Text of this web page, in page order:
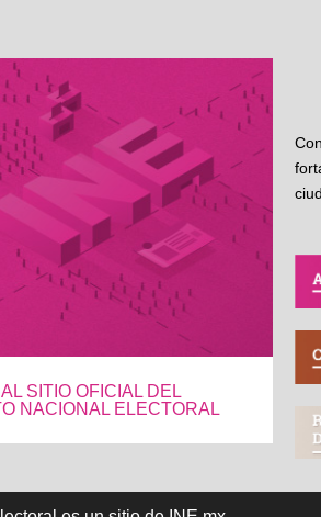
SITIO OFICIAL DEL
NACIONAL ELECTORAL